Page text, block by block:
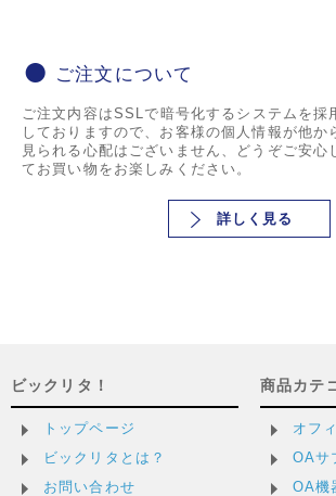
ご注文について
ご注文内容はSSLで暗号化するシステムを採
しておりますので、お客様の個人情報が他か
見られる心配はございません、どうぞご安心
てお買い物をお楽しみください。
詳しく見る
ビックリタ！
トップページ
ビックリタとは？
お問い合わせ
商品カテ
オフ
OAサ
OA機